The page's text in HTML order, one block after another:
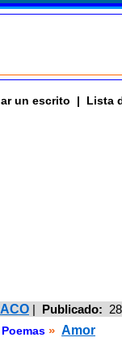
un escrito | Lista
| Publicado:
Poemas » Amor